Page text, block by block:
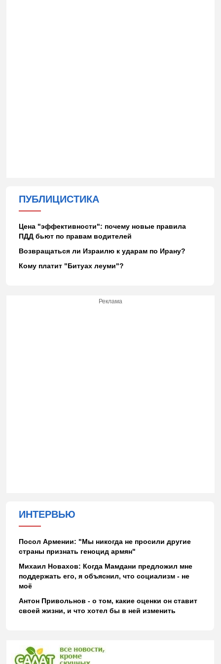
ПУБЛИЦИСТИКА
Цена "эффективности": почему новые правила
ПДД бьют по правам водителей
Возвращаться ли Израилю к ударам по Ирану?
Кому платит "Битуах леуми"?
Реклама
ИНТЕРВЬЮ
Посол Армении: "Мы никогда не просили другие
страны признать геноцид армян"
Михаил Новахов: Когда Мамдани предложил мне
поддержать его, я объяснил, что социализм - не
моё
Антон Привольнов - о том, какие оценки он ставит
своей жизни, и что хотел бы в ней изменить